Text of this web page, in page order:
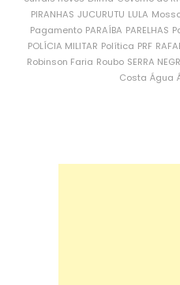
PIRANHAS JUCURUTU LULA
Pagamento PARAÍBA PARELHAS
POLÍCIA MILITAR Política PRF
Robinson Faria Roubo SERRA
Costa Água